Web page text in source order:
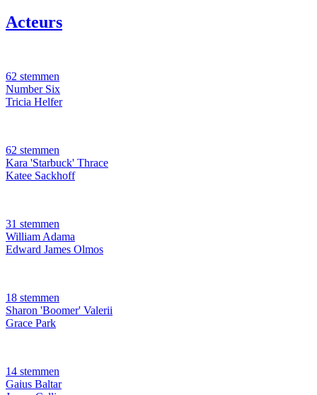
Acteurs
62 stemmen
Number Six
Tricia Helfer
62 stemmen
Kara 'Starbuck' Thrace
Katee Sackhoff
31 stemmen
William Adama
Edward James Olmos
18 stemmen
Sharon 'Boomer' Valerii
Grace Park
14 stemmen
Gaius Baltar